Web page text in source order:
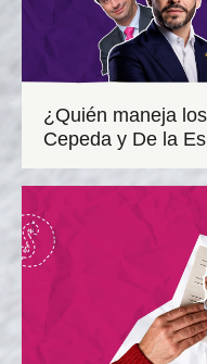
¿Quién maneja
Cepeda y De la